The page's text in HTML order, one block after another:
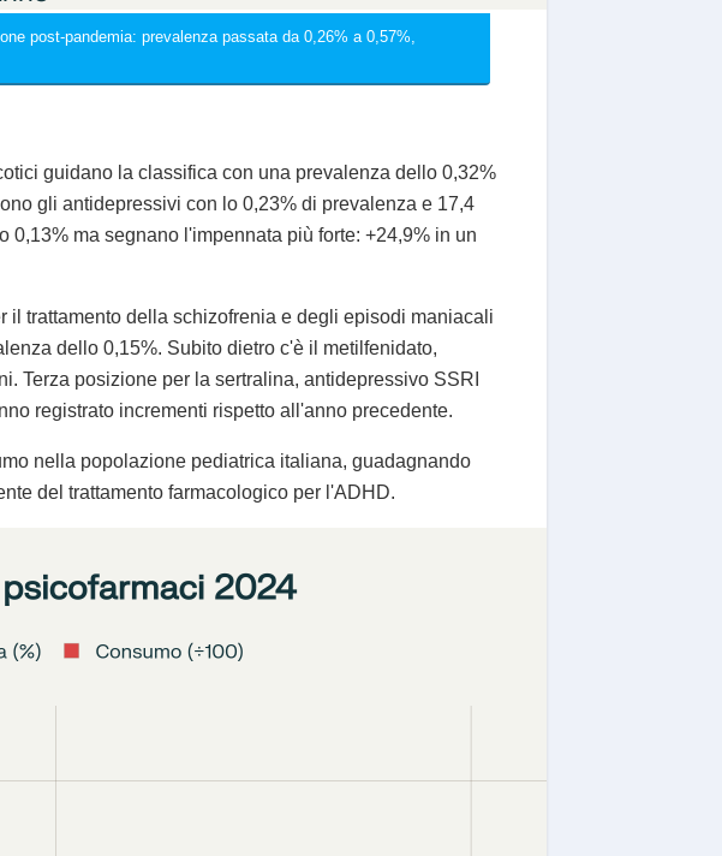
post-pandemia: prevalenza passata da 0,26% a 0,57%,
guidano la classifica con una prevalenza dello 0,32%
gli antidepressivi con lo 0,23% di prevalenza e 17,4
ma segnano l'impennata più forte: +24,9% in un
trattamento della schizofrenia e degli episodi maniacali
dello 0,15%. Subito dietro c'è il metilfenidato,
Terza posizione per la sertralina, antidepressivo SSRI
registrato incrementi rispetto all'anno precedente.
nella popolazione pediatrica italiana, guadagnando
del trattamento farmacologico per l'ADHD.